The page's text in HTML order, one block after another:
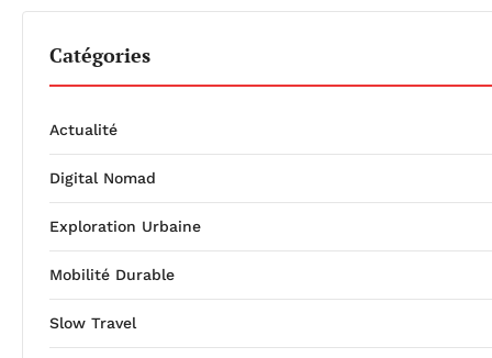
Catégories
Actualité
Digital Nomad
Exploration Urbaine
Mobilité Durable
Slow Travel